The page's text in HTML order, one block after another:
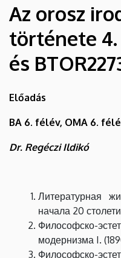
és
Szlavisztikai
Intézet
Az orosz
története 4.
és
Előadás
BA 6. félév, OMA 6.
Dr. Regéczi Ildikó
Литературная
начала 20
Философско-
модернизма I.
Философско-